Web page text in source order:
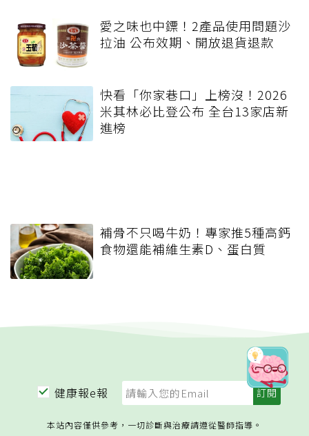
愛之味也中鏢！2產品使用問題沙
拉油 公布效期、開放退貨退款
快看「你家巷口」上榜沒！2026
米其林必比登公布 全台13家店新
進榜
補骨不只喝牛奶！專家推5種高鈣
食物還能補維生素D、蛋白質
健康報e報
本站內容僅供參考，一切診斷與治療請遵從醫師指導。